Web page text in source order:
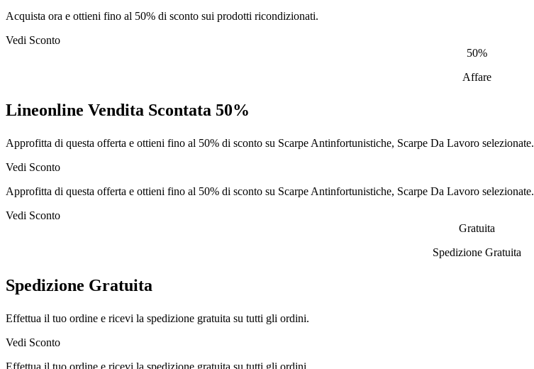
Acquista ora e ottieni fino al 50% di sconto sui prodotti ricondizionati.
Vedi Sconto
50%
Affare
Lineonline Vendita Scontata 50%
Approfitta di questa offerta e ottieni fino al 50% di sconto su Scarpe Antinfortunistiche, Scarpe Da Lavoro selezionate.
Vedi Sconto
Approfitta di questa offerta e ottieni fino al 50% di sconto su Scarpe Antinfortunistiche, Scarpe Da Lavoro selezionate.
Vedi Sconto
Gratuita
Spedizione Gratuita
Spedizione Gratuita
Effettua il tuo ordine e ricevi la spedizione gratuita su tutti gli ordini.
Vedi Sconto
Effettua il tuo ordine e ricevi la spedizione gratuita su tutti gli ordini.